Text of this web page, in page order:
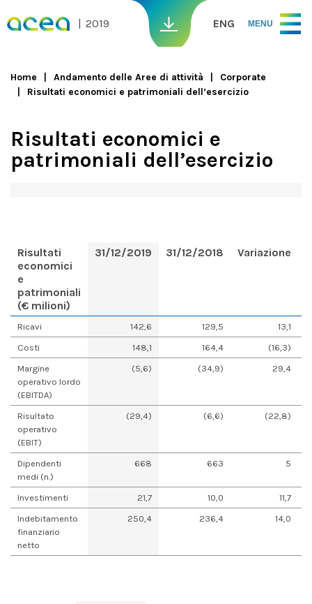
2019 ENG MENU
You are here
Home Andamento delle Aree di attività
Corporate
Risultati economici e patrimoniali dell’esercizio
Risultati economici e
patrimoniali dell’esercizio
Risultati
economici
e
patrimoniali
(€ milioni)
31/12/2019 31/12/2018 Variazione
Ricavi 142,6 129,5
13,1
Costi
148,1 164,4
(16,3)
Margine
operativo lordo
(EBITDA)
(5,6) (34,9) 29,4
Risultato
operativo
(EBIT)
(29,4) (6,6) (22,8)
Dipendenti
medi (n.)
668 663 5
Investimenti 21,7 10,0
11,7
Indebitamento
finanziario
netto
250,4 236,4 14,0